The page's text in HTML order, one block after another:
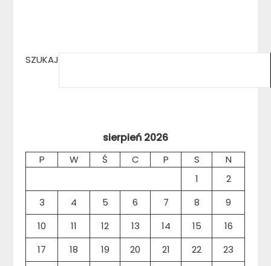
SZUKAJ
sierpień 2026
P W Ś C P S
N
1
2
3
4 5 6 7 8
9
10
11 12 13 14 15
16
17
18 19 20 21 22
23